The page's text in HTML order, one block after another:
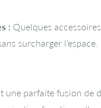
: Quelques
surcharger l’espace.
une parfaite fusion